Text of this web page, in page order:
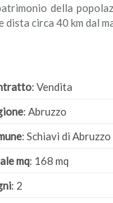
della
circa 40 km dal
: Vendita
: Abruzzo
: Schiavi di Abruzzo
mq: 168 mq
: 2